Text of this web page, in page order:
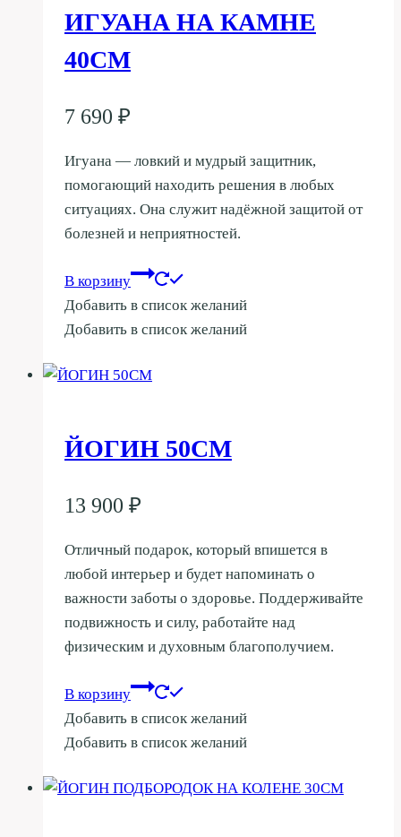
ИГУАНА НА КАМНЕ
40СМ
7 690 ₽
Игуана — ловкий и мудрый защитник,
помогающий находить решения в любых
ситуациях. Она служит надёжной защитой от
болезней и неприятностей.
В корзину
Добавить в список желаний
Добавить в список желаний
ЙОГИН 50СМ
13 900 ₽
Отличный подарок, который впишется в
любой интерьер и будет напоминать о
важности заботы о здоровье. Поддерживайте
подвижность и силу, работайте над
физическим и духовным благополучием.
В корзину
Добавить в список желаний
Добавить в список желаний